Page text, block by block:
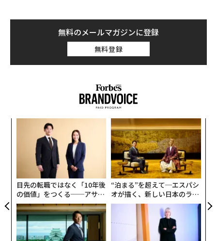
無料のメールマガジンに登録
無料登録
目先の転職ではなく「10年後
の価値」をつくる──アサイ
ンの長期伴走型支援とは
“泊まる”を超えて─エスパシ
オが描く、新しい日本のラグ
ジュアリー（中編）